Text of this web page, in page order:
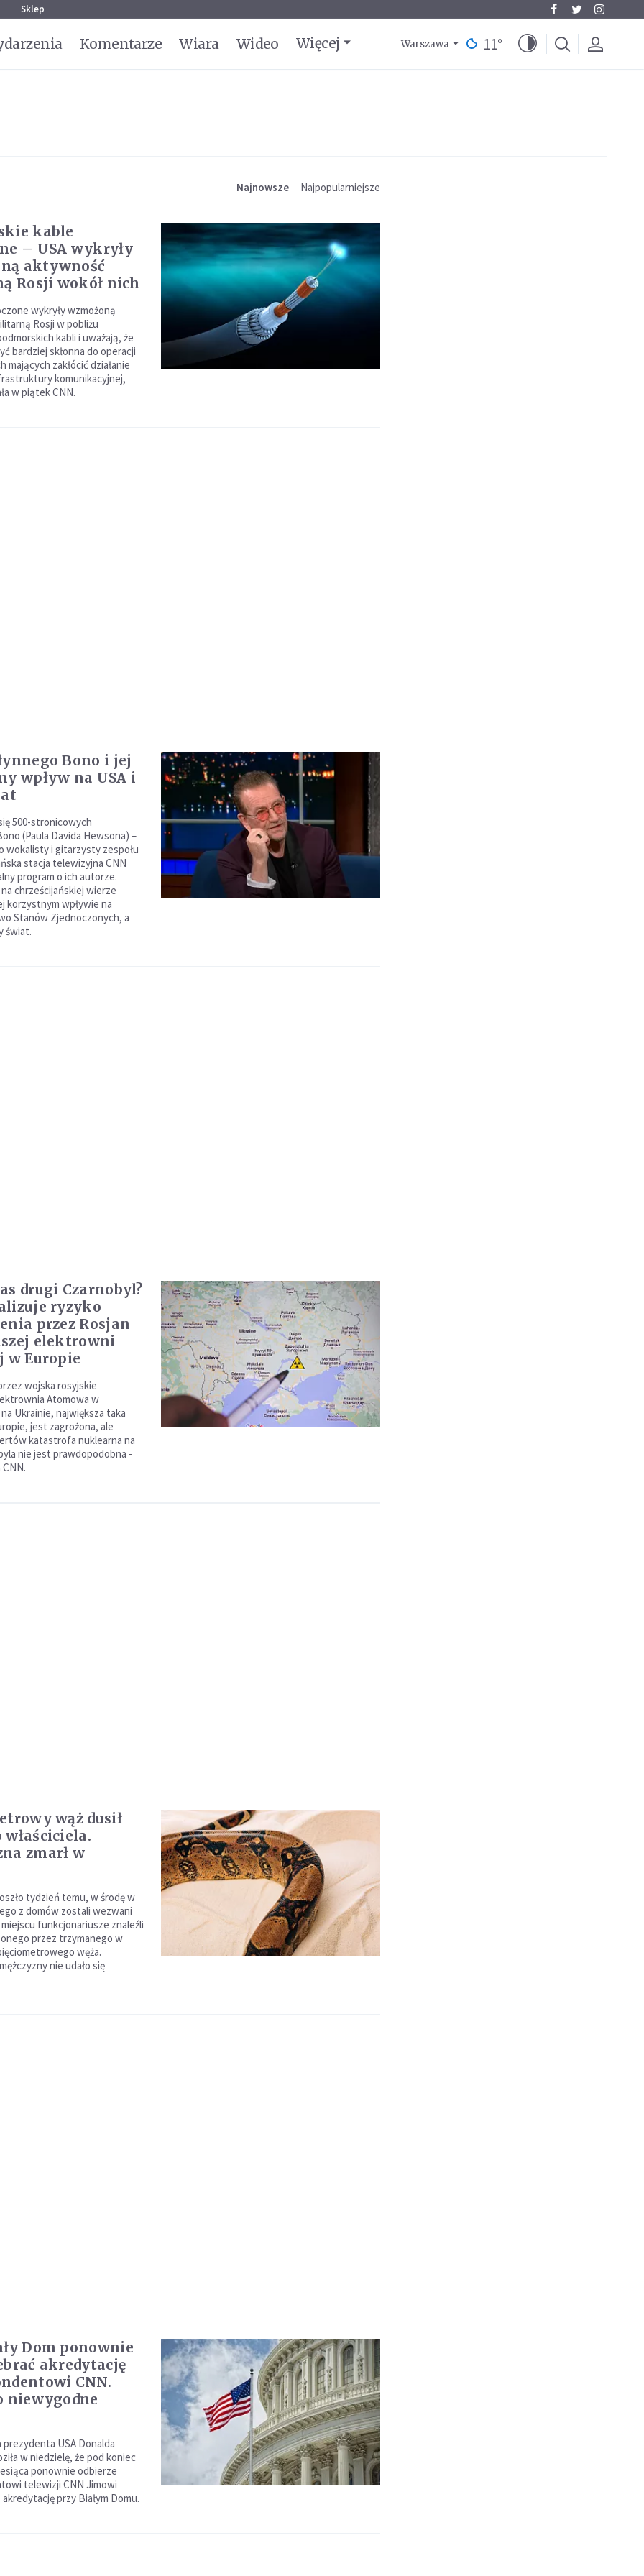
Sklep
Komentarze Wiara Wideo Więcej Warszawa 11°
Najnowsze Najpopularniejsze
kable
– USA wykryły
aktywność
Rosji wokół nich
wykryły wzmożoną
Rosji w pobliżu
kabli i uważają, że
bardziej skłonna do operacji
mających zakłócić działanie
komunikacyjnej,
w piątek CNN.
Bono i jej
wpływ na USA i
500-stronicowych
(Paula Davida Hewsona) –
wokalisty i gitarzysty zespołu
stacja telewizyjna CNN
program o ich autorze.
chrześcijańskiej wierze
korzystnym wpływie na
Stanów Zjednoczonych, a
świat.
drugi Czarnobyl?
ryzyko
przez Rosjan
elektrowni
w Europie
wojska rosyjskie
Atomowa w
Ukrainie, największa taka
jest zagrożona, ale
katastrofa nuklearna na
nie jest prawdopodobna -
wąż dusił
właściciela.
zmarł w
tydzień temu, w środę w
z domów zostali wezwani
funkcjonariusze znaleźli
przez trzymanego w
węża.
nie udało się
Dom ponownie
akredytację
CNN.
niewygodne
USA Donalda
w niedzielę, że pod koniec
ponownie odbierze
telewizji CNN Jimowi
akredytację przy Białym Domu.